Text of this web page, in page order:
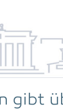
gibt